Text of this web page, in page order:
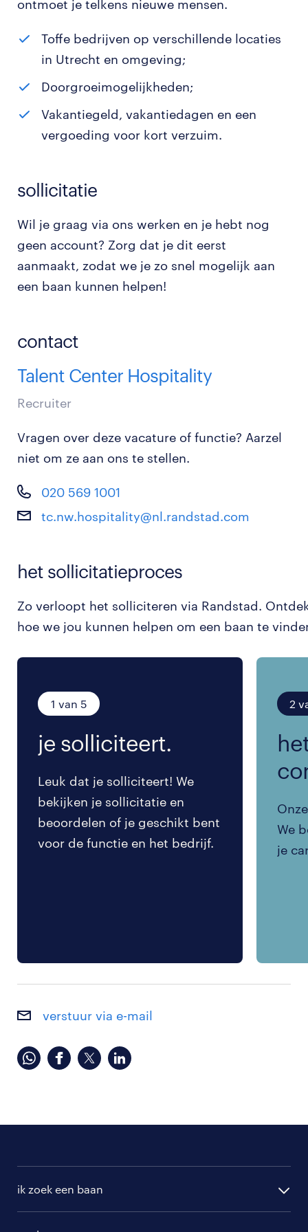
ontmoet je telkens nieuwe mensen.
Toffe bedrijven op verschillende locaties
in Utrecht en omgeving;
Doorgroeimogelijkheden;
Vakantiegeld, vakantiedagen en een
vergoeding voor kort verzuim.
sollicitatie
Wil je graag via ons werken en je hebt nog
geen account? Zorg dat je dit eerst
aanmaakt, zodat we je zo snel mogelijk aan
een baan kunnen helpen!
contact
Talent Center Hospitality
Recruiter
Vragen over deze vacature of functie? Aarzel
niet om ze aan ons te stellen.
020 569 1001
tc.nw.hospitality@nl.randstad.com
het sollicitatieproces
Zo verloopt het solliciteren via Randstad.
hoe we jou kunnen helpen om een baan te
1 van 5
je solliciteert.
Leuk dat je solliciteert! We
bekijken je sollicitatie en
beoordelen of je geschikt bent
voor de functie en het bedrijf.
2
We
je
verstuur via e-mail
ik zoek een baan